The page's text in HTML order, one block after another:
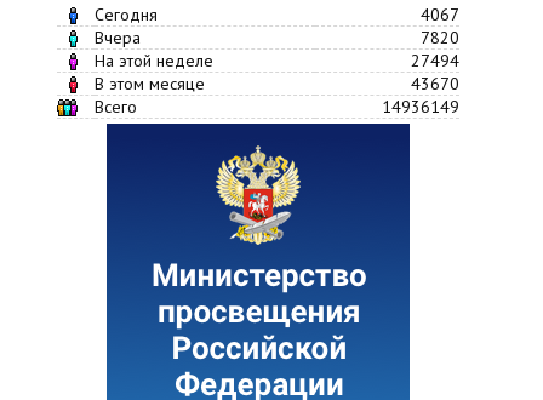
Сегодня
4067
Вчера
7820
На этой неделе
27494
В этом месяце
43670
Всего
14936149